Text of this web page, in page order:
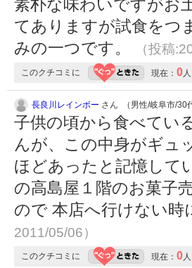
素朴な味わいですがお
てありますが試食をつ
みの一つです。
（投稿
このクチコミに 現在： 0人
長良川レインボー さん （男性/岐阜市/30
子供の頃から食べてい
んが、この中身がギュ
ほどあったと記憶して
の高島屋１階のお菓子
ので 本店へ行けない
2011/05/06）
このクチコミに 現在： 0人